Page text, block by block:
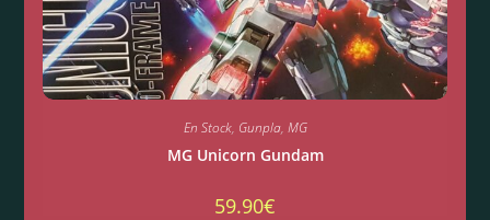
En Stock, Gunpla, MG
MG Unicorn Gundam
59.90€